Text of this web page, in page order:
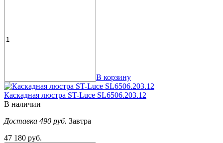
В корзину
Каскадная люстра ST-Luce SL6506.203.12
В наличии
Доставка 490 руб. Завтра
47 180 руб.